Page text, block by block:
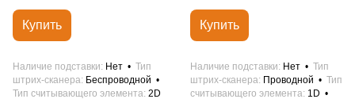
Купить
Наличие подставки Нет
Тип
штрих-сканера Беспроводной
Тип считывающего элемента 2D
Купить
Наличие подставки Нет
Тип
штрих-сканера Проводной
Тип
считывающего элемента 1D